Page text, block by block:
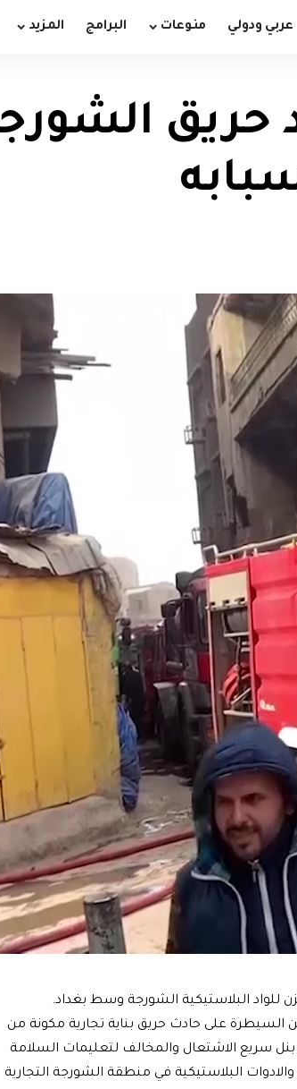
عربي ودولي منوعات البرامج المزيد
حريق
للواد البلاستيكية الشورجة وسط بغداد.
السيطرة على حادث حريق بناية تجارية مكونة من
سريع الاشتعال والمخالف لتعليمات السلامة
البلاستيكية في منطقة الشورجة التجارية